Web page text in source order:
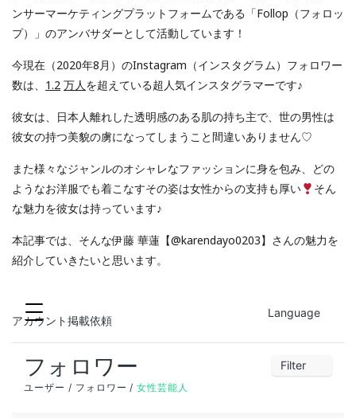
ンサーマーケティングプラットフォームである「Follop（フォロッ
プ）」のアンバサダーとして活動しています！
今現在（2020年8月）のInstagram（インスタグラム） フォロワー
数は、 1.2 万人を超えている超人気インスタグラマーです♪
彼女は、日本人離れした透明感のある肌の持ち主で、世の男性は
彼女の持つ美貌の虜になってしまうこと間違いありません♡
また様々なジャンルのオシャレなファッションに身を包み、どの
ようなお洋服でも着こなすその姿は女性からの支持も厚い
そん
な魅力を彼女は持っています♪
本記事では、そんな伊藤 華蓮【@karendayo0203】さんの魅力を
紹介していきたいと思います。